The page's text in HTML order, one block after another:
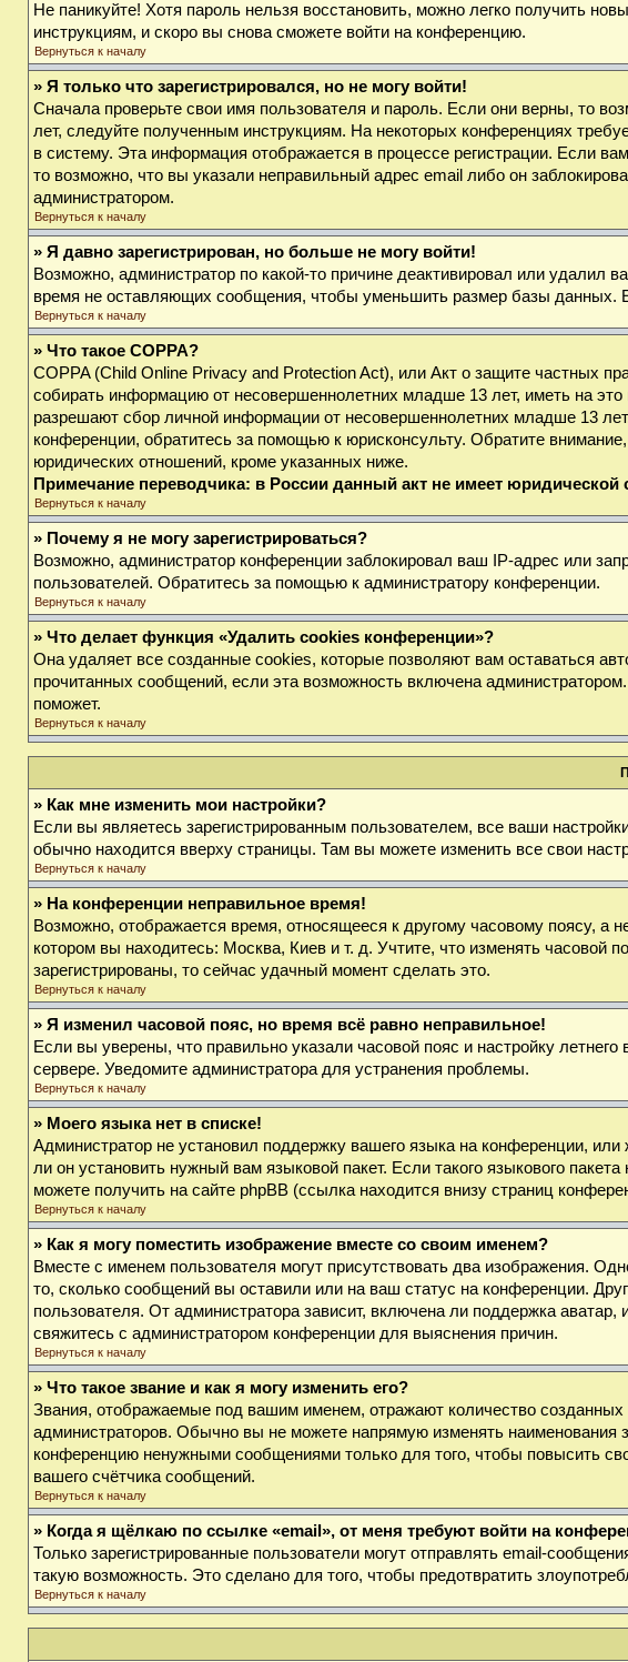
Не паникуйте! Хотя пароль нельзя восстановить, можно легко получить
инструкциям, и скоро вы снова сможете войти на конференцию.
Вернуться к началу
» Я только что зарегистрировался, но не могу войти!
Сначала проверьте свои имя пользователя и пароль. Если они верны, то
лет, следуйте полученным инструкциям. На некоторых конференциях
в систему. Эта информация отображается в процессе регистрации. Если
то возможно, что вы указали неправильный адрес email либо он
администратором.
Вернуться к началу
» Я давно зарегистрирован, но больше не могу войти!
Возможно, администратор по какой-то причине деактивировал или удалил
время не оставляющих сообщения, чтобы уменьшить размер базы данных.
Вернуться к началу
» Что такое COPPA?
COPPA (Child Online Privacy and Protection Act), или Акт о защите частных
собирать информацию от несовершеннолетних младше 13 лет, иметь на
разрешают сбор личной информации от несовершеннолетних младше 13
конференции, обратитесь за помощью к юрисконсульту. Обратите
юридических отношений, кроме указанных ниже.
Примечание переводчика: в России данный акт не имеет юридической
Вернуться к началу
» Почему я не могу зарегистрироваться?
Возможно, администратор конференции заблокировал ваш IP-адрес или
пользователей. Обратитесь за помощью к администратору конференции.
Вернуться к началу
» Что делает функция «Удалить cookies конференции»?
Она удаляет все созданные cookies, которые позволяют вам оставаться
прочитанных сообщений, если эта возможность включена
поможет.
Вернуться к началу
» Как мне изменить мои настройки?
Если вы являетесь зарегистрированным пользователем, все ваши
обычно находится вверху страницы. Там вы можете изменить все свои
Вернуться к началу
» На конференции неправильное время!
Возможно, отображается время, относящееся к другому часовому поясу, а
котором вы находитесь: Москва, Киев и т. д. Учтите, что изменять часовой
зарегистрированы, то сейчас удачный момент сделать это.
Вернуться к началу
» Я изменил часовой пояс, но время всё равно неправильное!
Если вы уверены, что правильно указали часовой пояс и настройку
сервере. Уведомите администратора для устранения проблемы.
Вернуться к началу
» Моего языка нет в списке!
Администратор не установил поддержку вашего языка на конференции,
ли он установить нужный вам языковой пакет. Если такого языкового
можете получить на сайте phpBB (ссылка находится внизу страниц
Вернуться к началу
» Как я могу поместить изображение вместе со своим именем?
Вместе с именем пользователя могут присутствовать два изображения.
то, сколько сообщений вы оставили или на ваш статус на конференции.
пользователя. От администратора зависит, включена ли поддержка
свяжитесь с администратором конференции для выяснения причин.
Вернуться к началу
» Что такое звание и как я могу изменить его?
Звания, отображаемые под вашим именем, отражают количество
администраторов. Обычно вы не можете напрямую изменять наименования
конференцию ненужными сообщениями только для того, чтобы повысить
вашего счётчика сообщений.
Вернуться к началу
» Когда я щёлкаю по ссылке «email», от меня требуют войти на
Только зарегистрированные пользователи могут отправлять email-
такую возможность. Это сделано для того, чтобы предотвратить
Вернуться к началу